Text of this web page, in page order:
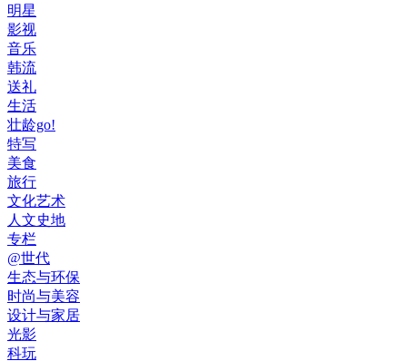
明星
影视
音乐
韩流
送礼
生活
壮龄go!
特写
美食
旅行
文化艺术
人文史地
专栏
@世代
生态与环保
时尚与美容
设计与家居
光影
科玩